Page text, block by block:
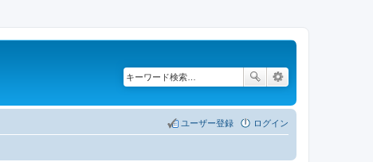
ログイン
ユーザー登録